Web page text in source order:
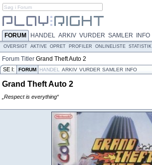
FORUM HANDEL ARKIV VURDER SAMLER INFO
OVERSIGT AKTIVE OPRET PROFILER ONLINELISTE STATISTIK
Forum Titler Grand Theft Auto 2
SE I: FORUM HANDEL ARKIV VURDER SAMLER INFO
Grand Theft Auto 2
„Respect is everything“